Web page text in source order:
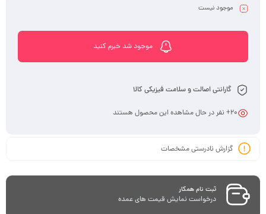
موجود نیست
موجود شد خبرم کنید
گارانتی اصالت و سلامت فیزیکی کالا
20+ نفر در حال مشاهده این محصول هستند
گزارش نادرستی مشخصات
ثبت نام همکار
درخواست نمایش قیمت های عمده